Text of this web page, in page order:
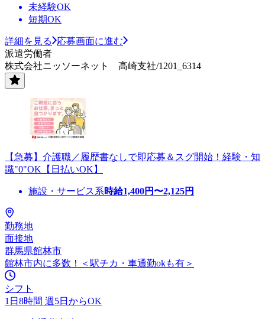
未経験OK
短期OK
詳細を見る
応募画面に進む
派遣労働者
株式会社ニッソーネット 高崎支社/1201_6314
【急募】介護職／履歴書なしで即応募＆スグ開始！経験・知
識"0"OK【日払いOK】
施設・サービス系時給1,400円〜2,125円
勤務地
面接地
群馬県館林市
館林市内に多数！＜駅チカ・車通勤okも有＞
シフト
1日8時間 週5日からOK